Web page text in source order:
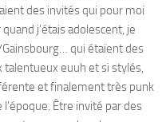
des invités qui pour moi
j’étais adolescent, je
qui étaient des
euuh et si stylés,
et finalement très punk
Être invité par des